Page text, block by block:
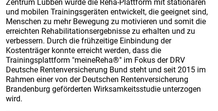
Zentrum Lübben wurde die Reha-Plattform mit stationären
und mobilen Trainingsgeräten entwickelt, die geeignet sind,
Menschen zu mehr Bewegung zu motivieren und somit die
erreichten Rehabilitationsergebnisse zu erhalten und zu
verbessern. Durch die frühzeitige Einbindung der
Kostenträger konnte erreicht werden, dass die
Trainingsplattform "meineReha®" im Fokus der DRV
Deutsche Rentenversicherung Bund steht und seit 2015 im
Rahmen einer von der Deutschen Rentenversicherung
Brandenburg geförderten Wirksamkeitsstudie unterzogen
wird.